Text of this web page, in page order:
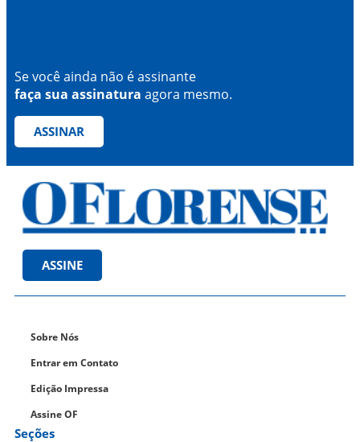
Se você ainda não é assinante
faça sua assinatura agora mesmo.
ASSINAR
ASSINE
Sobre Nós
Entrar em Contato
Edição Impressa
Assine OF
Seções